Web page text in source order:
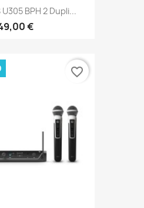
U305 BPH 2 Dupli...
€
favorite_border